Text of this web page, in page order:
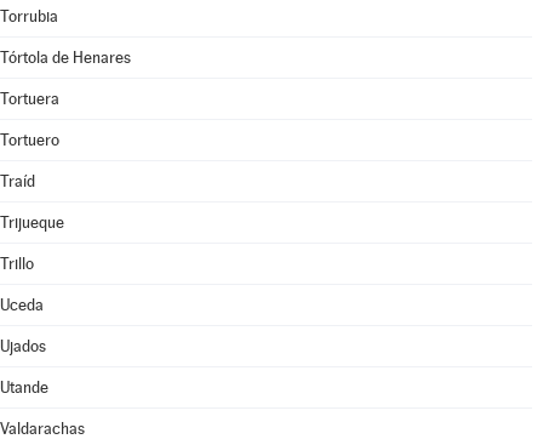
Torrubia
Tórtola de Henares
Tortuera
Tortuero
Traíd
Trijueque
Trillo
Uceda
Ujados
Utande
Valdarachas